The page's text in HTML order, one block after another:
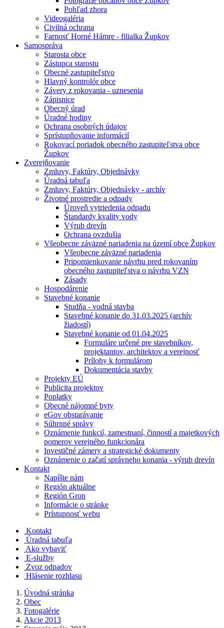
Pohľad zhora
Videogaléria
Civilná ochrana
Farnosť Horné Hámre - filialka Župkov
Samospráva
Starosta obce
Zástupca starostu
Obecné zastupiteľstvo
Hlavný kontrolór obce
Závery z rokovania - uznesenia
Zápisnice
Obecný úrad
Úradné hodiny
Ochrana osobných údajov
Sprístupňovanie informácií
Rokovací poriadok obecného zastupiteľstva obce
Župkov
Zverejňovanie
Zmluvy, Faktúry, Objednávky
Úradná tabuľa
Zmluvy, Faktúry, Objednávky - archív
Životné prostredie a odpady
Úroveň vytriedenia odpadu
Štandardy kvality vody
Výrub drevín
Ochrana ovzdušia
Všeobecne záväzné nariadenia na území obce Župkov
Všeobecne záväzné nariadenia
Pripomienkovanie návrhu pred rokovaním
obecného zastupiteľstva o návrhu VZN
Zásady
Hospodárenie
Stavebné konanie
Studňa - vodná stavba
Stavebné konanie do 31.03.2025 (archív
žiadostí)
Stavebné konanie od 01.04.2025
Formuláre určené pre stavebníkov,
projektantov, architektov a verejnosť
Prílohy k formulárom
Dokumentácia stavby
Projekty EÚ
Publicita projektov
Poplatky
Obecné nájomné byty
eGov obstarávanie
Súhrnné správy
Oznámenie funkcií, zamestnaní, činností a majetkových
pomerov verejného funkcionára
Investičné zámery a strategické dokumenty
Oznámenie o začatí správneho konania - výrub drevín
Kontakt
Napíšte nám
Región aktuálne
Región Gron
Informácie o stránke
Prístupnosť webu
Kontakt
Úradná tabuľa
Ako vybaviť
E-služby
Zvoz odpadov
Hlásenie rozhlasu
Úvodná stránka
Obec
Fotogalérie
Akcie 2013